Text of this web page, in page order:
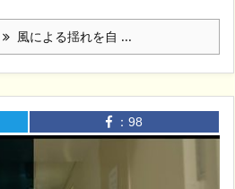
風による揺れを自 ...
： 98